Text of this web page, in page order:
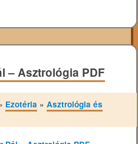
– Asztrológia PDF
Ezotéria »Asztrológia és